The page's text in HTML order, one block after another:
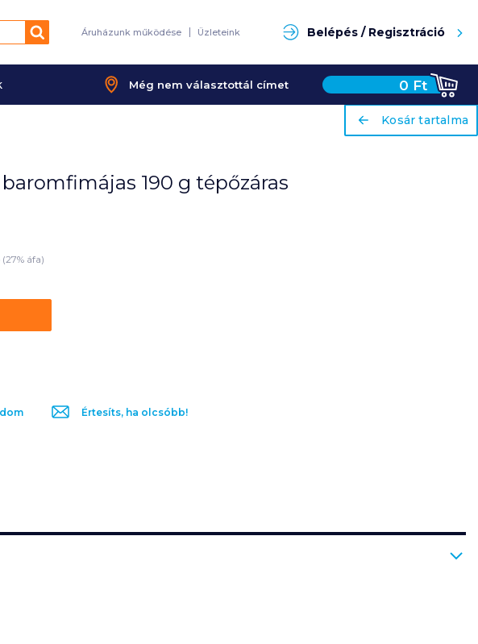
Keresés Áruházunk működése Üzleteink Belépés / Regisztráció
Még nem választottál címet 0 Ft
ariaLabel
Kosár tartalma
190 g tépőzáras
(27% áfa)
Értesíts, ha olcsóbb!